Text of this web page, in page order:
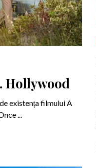
Hollywood
existența filmului A
...